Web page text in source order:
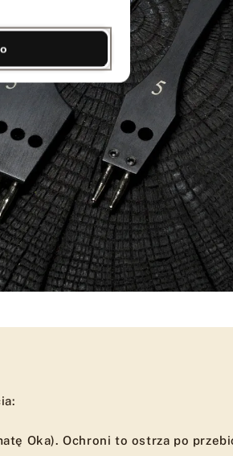
Oka). Ochroni to ostrza po